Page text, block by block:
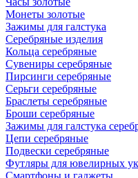
Монеты золотые
Зажимы для галстука
Серебряные изделия
Кольца серебряные
Сувениры серебряные
Пирсинги серебряные
Серьги серебряные
Браслеты серебряные
Броши серебряные
Зажимы для галстука
Цепи серебряные
Подвески серебряные
Футляры для ювелирных
Смартфоны и гаджеты